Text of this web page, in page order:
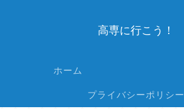
高専に行こう！
ホーム
プライバシーポリシー